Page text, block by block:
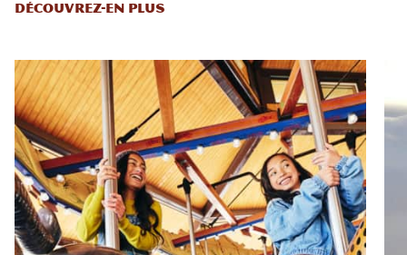
DÉCOUVREZ-EN PLUS